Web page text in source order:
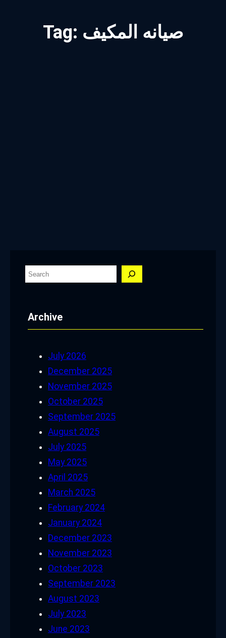
Tag: صيانه المكيف
S
rArchive
July 2026
December 2025
November 2025
October 2025
September 2025
August 2025
July 2025
May 2025
April 2025
March 2025
February 2024
January 2024
December 2023
November 2023
October 2023
September 2023
August 2023
July 2023
June 2023